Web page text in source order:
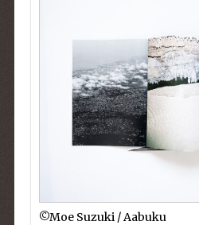
©︎Moe Suzuki / Aabuku